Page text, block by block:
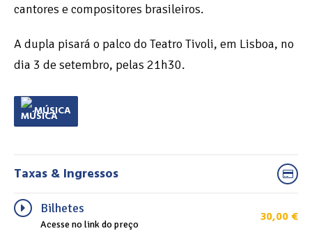
cantores e compositores brasileiros.
A dupla pisará o palco do Teatro Tivoli, em Lisboa, no
dia 3 de setembro, pelas 21h30.
MÚSICA
Taxas & Ingressos
Bilhetes
Acesse no link do preço 30,00€